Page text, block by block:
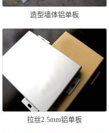
造型墙体铝单板
拉丝2.5mm铝单板